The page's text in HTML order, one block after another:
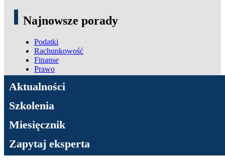
Najnowsze porady
Podatki
Rachunkowość
Finanse
Prawo
ADN Podatki
Aktualności
Szkolenia
Miesięcznik
Zapytaj eksperta